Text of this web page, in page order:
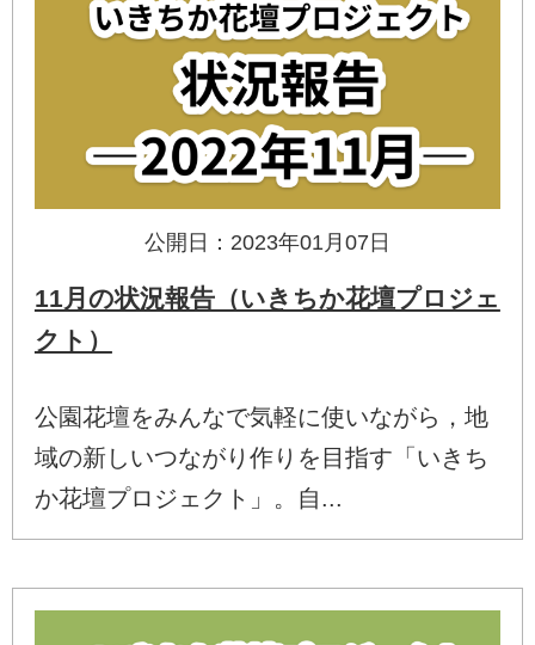
公開日：2023年01月07日
11月の状況報告（いきちか花壇プロジェ
クト）
公園花壇をみんなで気軽に使いながら，地
域の新しいつながり作りを目指す「いきち
か花壇プロジェクト」。自...